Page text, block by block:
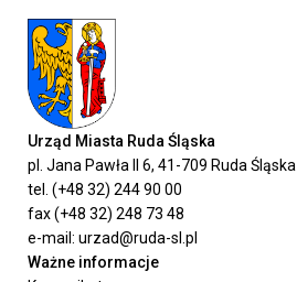
Urząd Miasta Ruda Śląska
pl. Jana Pawła II 6, 41-709 Ruda Śląska
tel. (+48 32) 244 90 00
fax (+48 32) 248 73 48
e-mail: urzad@ruda-sl.pl
Ważne informacje